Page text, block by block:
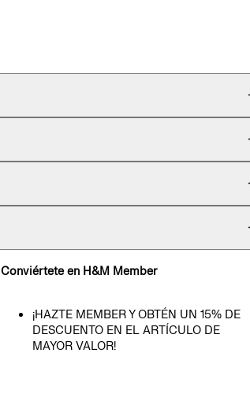
Conviértete en H&M Member
¡HAZTE MEMBER Y OBTÉN UN 15% DE
DESCUENTO EN EL ARTÍCULO DE
MAYOR VALOR!